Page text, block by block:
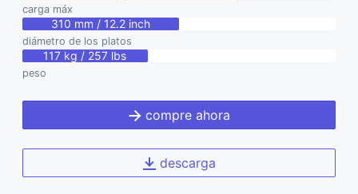
carga máx
310 mm / 12.2 inch
diámetro de los platos
117 kg / 257 lbs
peso
compre ahora
descarga